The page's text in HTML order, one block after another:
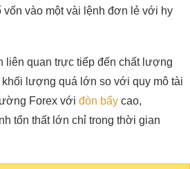
vào một vài lệnh đơn lẻ với hy
liên quan trực tiếp đến chất lượng
lượng quá lớn so với quy mô tài
Forex với đòn bẩy cao,
tổn thất lớn chỉ trong thời gian